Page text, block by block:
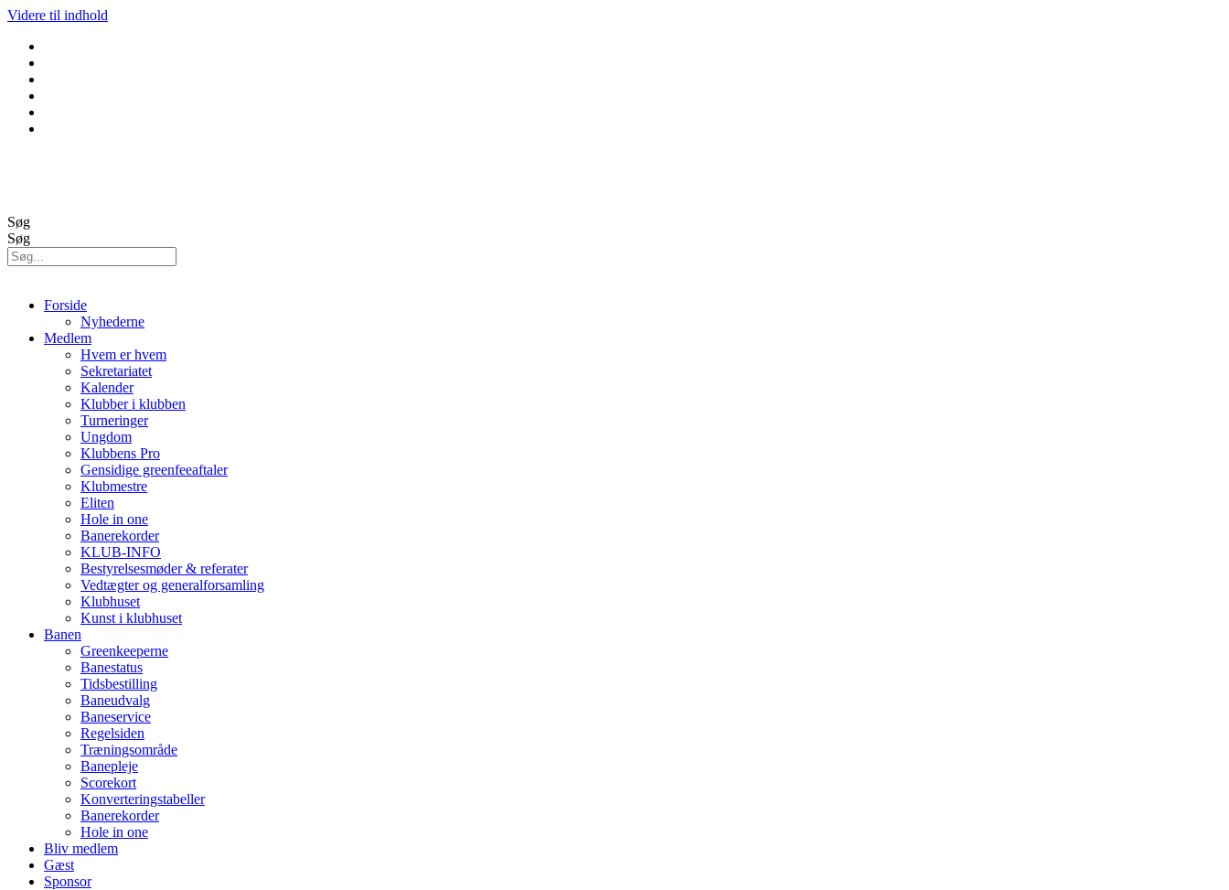
Videre til indhold
Søg
Søg
Forside
Nyhederne
Medlem
Hvem er hvem
Sekretariatet
Kalender
Klubber i klubben
Turneringer
Ungdom
Klubbens Pro
Gensidige greenfeeaftaler
Klubmestre
Eliten
Hole in one
Banerekorder
KLUB-INFO
Bestyrelsesmøder & referater
Vedtægter og generalforsamling
Klubhuset
Kunst i klubhuset
Banen
Greenkeeperne
Banestatus
Tidsbestilling
Baneudvalg
Baneservice
Regelsiden
Træningsområde
Banepleje
Scorekort
Konverteringstabeller
Banerekorder
Hole in one
Bliv medlem
Gæst
Sponsor